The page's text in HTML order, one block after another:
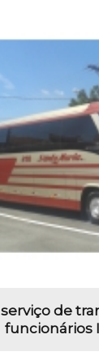
serviço de
funcionários